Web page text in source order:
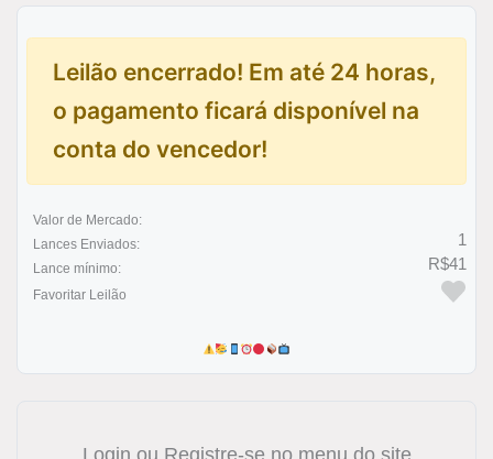
Leilão encerrado! Em até 24 horas,
o pagamento ficará disponível na
conta do vencedor!
Valor de Mercado:
Lances Enviados:
1
Lance mínimo: R$41
Favoritar Leilão
Login ou Registre-se no menu do site